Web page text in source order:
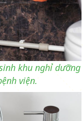
khu nghỉ dưỡng
viện.